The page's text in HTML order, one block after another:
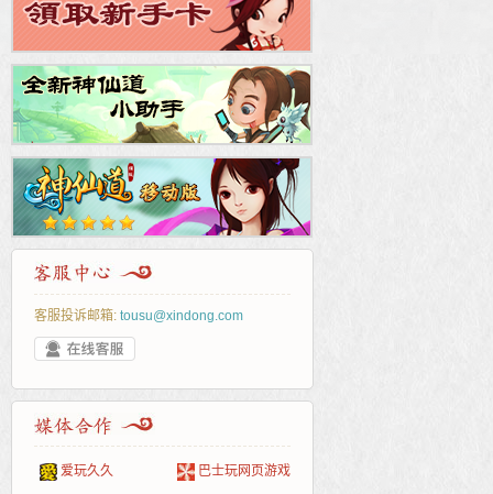
客服投诉邮箱: tousu@xindong.com
爱玩久久 巴士玩网页游戏